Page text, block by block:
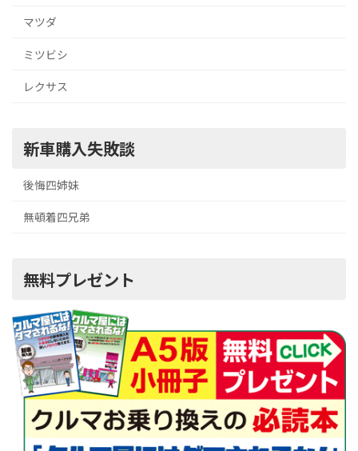
マツダ
ミツビシ
レクサス
新車購入失敗談
後悔四姉妹
無頓着四兄弟
無料プレゼント